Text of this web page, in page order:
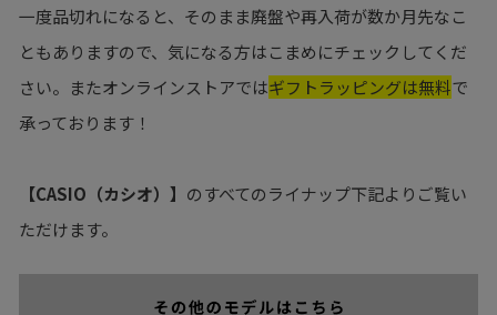
一度品切れになると、そのまま廃盤や再入荷が数か月先なこ
ともありますので、気になる方はこまめにチェックしてくだ
さい。またオンラインストアではギフトラッピングは無料で
承っております！
【CASIO（カシオ）】 のすべてのライナップ下記よりご覧い
ただけます。